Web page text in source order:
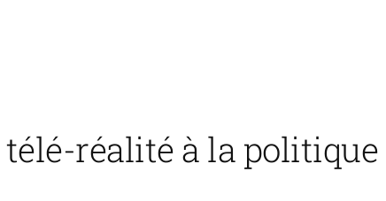
réalité à la politique